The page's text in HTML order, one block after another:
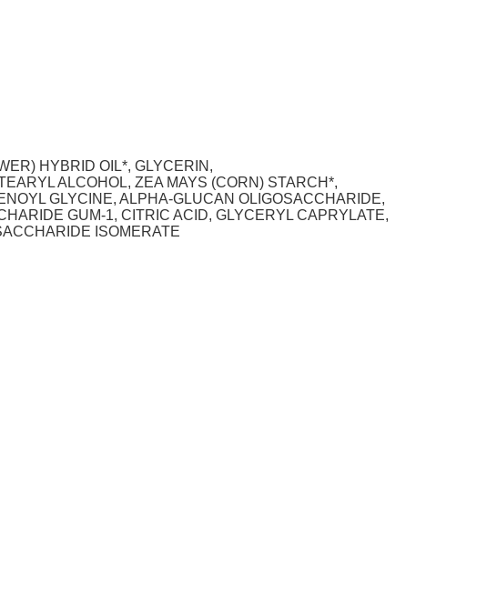
HYBRID OIL*, GLYCERIN,
ALCOHOL, ZEA MAYS (CORN) STARCH*,
GLYCINE, ALPHA-GLUCAN OLIGOSACCHARIDE,
GUM-1, CITRIC ACID, GLYCERYL CAPRYLATE,
ISOMERATE